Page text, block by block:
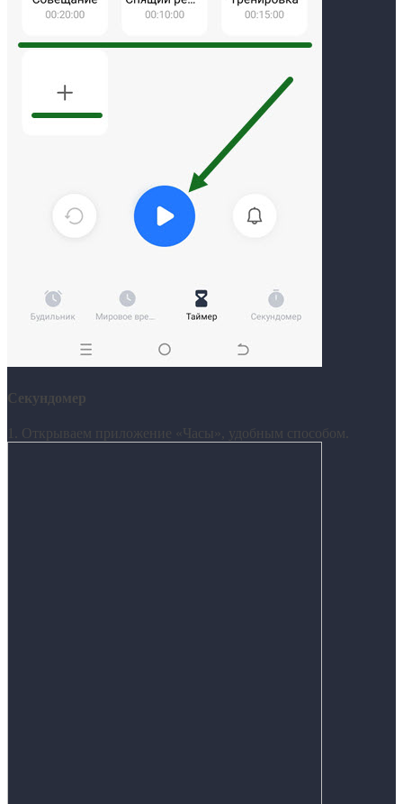
Секундомер
1. Открываем приложение «Часы», удобным способом.